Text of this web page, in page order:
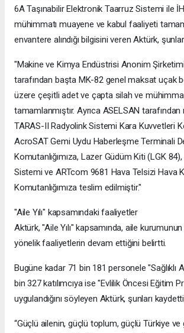
6A Taşınabilir Elektronik Taarruz Sistemi ile
mühimmatı muayene ve kabul faaliyeti
envantere alındığı bilgisini veren Aktürk,
"Makine ve Kimya Endüstrisi Anonim
tarafından başta MK-82 genel maksat uçak
üzere çeşitli adet ve çapta silah ve
tamamlanmıştır. Ayrıca ASELSAN
TARAS-II Radyolink Sistemi Kara Kuvvetleri
AcroSAT Gemi Uydu Haberleşme Terminali
Komutanlığımıza, Lazer Güdüm Kiti (LGK
Sistemi ve ARTcom 9681 Hava Telsizi Hava
Komutanlığımıza teslim edilmiştir."
"Aile Yılı" kapsamındaki faaliyetler
Aktürk, "Aile Yılı" kapsamında, aile
yönelik faaliyetlerin devam ettiğini belirtti.
Bugüne kadar 71 bin 181 personele "Sağlıklı
bin 327 katılımcıya ise "Evlilik Öncesi Eğitim
uygulandığını söyleyen Aktürk, şunları
“Güçlü ailenin, güçlü toplum, güçlü Türkiye